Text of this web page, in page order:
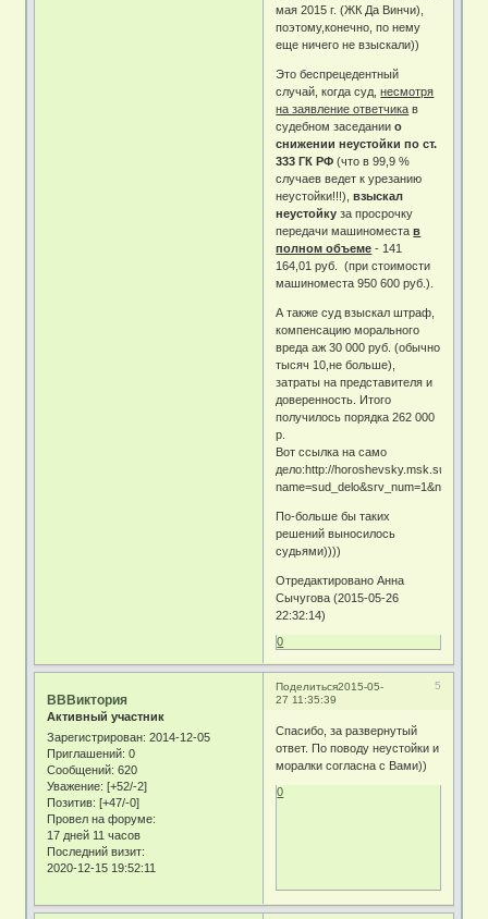
мая 2015 г. (ЖК Да Винчи),
поэтому,конечно, по нему
еще ничего не взыскали))
Это беспрецедентный
случай, когда суд,несмотря
на заявление ответчика в
судебном заседании о
снижении неустойки по ст.
333 ГК РФ (что в 99,9 %
случаев ведет к урезанию
неустойки!!!),взыскал
неустойку за просрочку
передачи машиноместав
полном объеме - 141
164,01 руб. (при стоимости
машиноместа 950 600 руб.).
А также суд взыскал штраф,
компенсацию морального
вреда аж 30 000 руб. (обычно
тысяч 10,не больше),
затраты на представителя и
доверенность. Итого
получилось порядка 262 000
р.
Вот ссылка на само
дело:http://horoshevsky.msk.sudrf.ru/
По-больше бы таких
решений выносилось
судьями))))
Отредактировано Анна
Сычугова (2015-05-26
22:32:14)
0
Поделиться 5
2015-05-
27 11:35:39
ВВВиктория
Активный участник
Зарегистрирован: 2014-12-05
Приглашений: 0
Сообщений: 620
Уважение: [+52/-2]
Позитив: [+47/-0]
Провел на форуме:
17 дней 11 часов
Последний визит:
2020-12-15 19:52:11
Спасибо, за развернутый
ответ. По поводу неустойки и
моралки согласна с Вами))
0